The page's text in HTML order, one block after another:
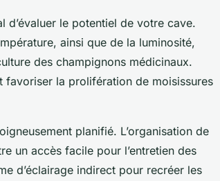
le potentiel de votre cave.
ainsi que de la luminosité,
des champignons médicinaux.
favoriser la prolifération de moisissures
planifié. L’organisation de
un accès facile pour l’entretien des
d’éclairage indirect pour recréer les